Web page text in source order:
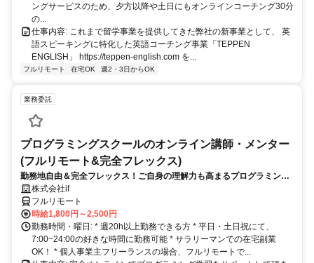
ングサービスのため、夕方以降や土日にもオンラインコーチング30分
の...
仕事内容: これまで留学事業を提供してきた弊社の新事業として、 英
語スピーキングに特化した英語コーチング事業「TEPPEN
ENGLISH」 https://teppen-english.com を...
フルリモート 在宅OK 週2・3日からOK
業務委託
プログラミングスクールのオンライン講師・メンター
(フルリモート&完全フレックス)
勤務地自由＆完全フレックス！ご自身の理解力も高まるプログラミング
講師のお仕事です
株式会社if
フルリモート
時給1,800円～2,500円
勤務時間・曜日: * 週20h以上勤務できる方 * 平日・土日祝にて、
7:00~24:00の好きな時間に勤務可能 * サラリーマンでの在宅副業
OK！ * 個人事業主フリーランスの場合、フルリモートで...